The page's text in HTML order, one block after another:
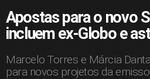
Apostas para o novo
incluem ex-Globo e
Marcelo Torres e Márcia
para novos projetos da